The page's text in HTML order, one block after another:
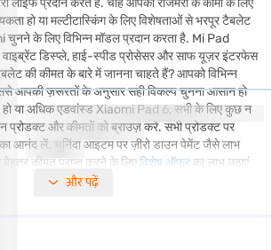
लाइफ प्रदान करते हैं. चाहे आपको रोजमर्रा के कामों के लिए
हो या मल्टीटास्किंग के लिए विशेषताओं से भरपूर टैबलेट
के लिए विभिन्न मॉडल प्रदान करता है. Mi Pad
डिस्प्ले, हाई-स्पीड प्रोसेसर और साफ यूज़र इंटरफेस
की कीमत के बारे में जानना चाहते हैं? आपको विभिन्न
आपकी ज़रूरतों के अनुसार सही विकल्प चुनना आसान हो
हो या अधिक एडवांस्ड Xiaomi Pad 6, सभी के लिए कुछ न
प्रोडक्ट और कीमतों को ब्राउज़ करें. सभी प्रोडक्ट पर
आनंद लें. चुनिंदा आइटम पर ज़ीरो डाउन पेमेंट जैसे लाभ
बेहतर कीमत प्राप्त करने के लिएविशेष ऑफरका लाभ उठाएं.
और पढ़ें